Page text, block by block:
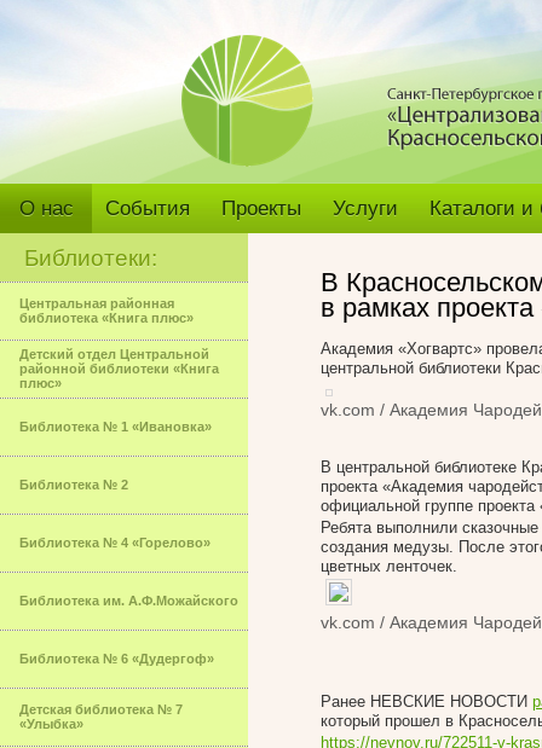
О нас События Проекты Услуги Каталоги
Библиотеки:
Центральная районная
библиотека «Книга плюс»
Детский отдел Центральной
районной библиотеки «Книга
плюс»
Библиотека № 1 «Ивановка»
Библиотека № 2
Библиотека № 4 «Горелово»
Библиотека им. А.Ф.Можайского
Библиотека № 6 «Дудергоф»
Детская библиотека № 7
«Улыбка»
В
в рамках проекта
Академия «Хогвартс»
центральной библиотеки
vk.com / Академия
В центральной библиотеке
проекта «Академия
официальной группе проекта
Ребята выполнили
создания медузы. После
цветных ленточек.
vk.com / Академия
Ранее НЕВСКИЕ НОВОСТИ
который прошел в
https://nevnov.ru/722511-v-